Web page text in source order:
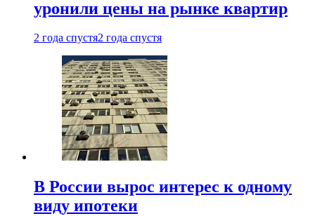
уронили цены на рынке квартир
2 года спустя2 года спустя
В России вырос интерес к одному
виду ипотеки